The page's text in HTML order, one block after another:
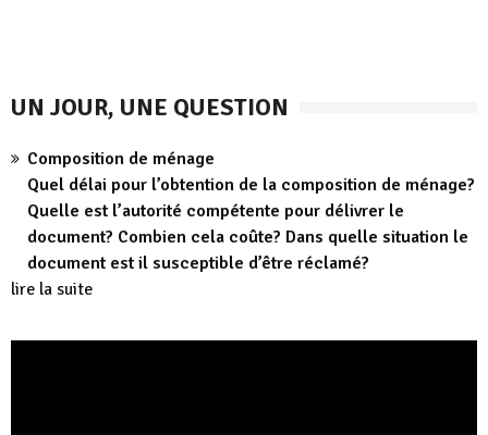
UN JOUR, UNE QUESTION
Composition de ménage
Quel délai pour l’obtention de la composition de ménage?
Quelle est l’autorité compétente pour délivrer le
document? Combien cela coûte? Dans quelle situation le
document est il susceptible d’être réclamé?
lire la suite